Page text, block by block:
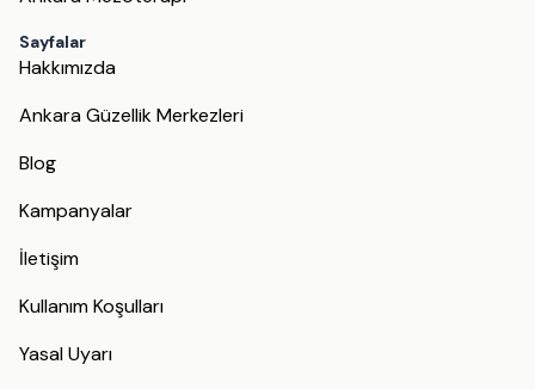
Sayfalar
Hakkımızda
Ankara Güzellik Merkezleri
Blog
Kampanyalar
İletişim
Kullanım Koşulları
Yasal Uyarı